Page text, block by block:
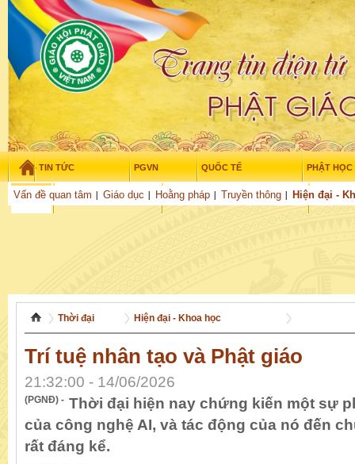
TIN TỨC PGVN QUỐC TẾ PHẬT HỌC
THỜI ĐẠI
Vấn đề quan tâm Giáo dục Hoằng pháp Truyền thông Hiện đại -
TUỔI TRẺ NGHIÊN CỨU VĂN HỌC
Thứ hai - 10/08/2026 – 06 :41 56
Thời đại Hiện đại - Khoa học
Trí tuệ nhân tạo và Phật giáo
21:32:00 - 14/06/2026
(PGNĐ) - Thời đại hiện nay chứng kiến ​​một sự
của công nghệ AI, và tác động của nó đến
rất đáng kể.